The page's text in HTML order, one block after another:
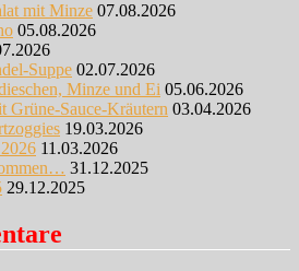
mit Minze 07.08.2026
05.08.2026
Suppe 02.07.2026
Minze und Ei 05.06.2026
Grüne-Sauce-Kräutern 03.04.2026
19.03.2026
11.03.2026
31.12.2025
29.12.2025